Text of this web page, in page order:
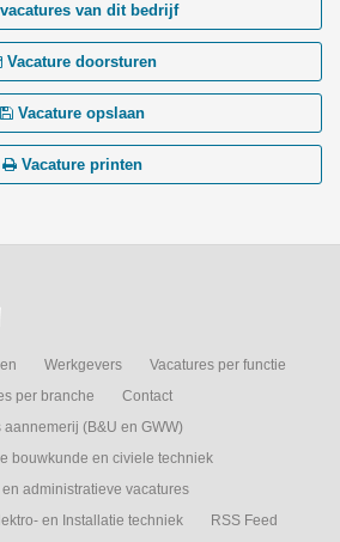
van dit bedrijf
Vacature doorsturen
Vacature opslaan
Vacature printen
Werkgevers
Vacatures per functie
per branche
Contact
aannemerij (B&U en GWW)
bouwkunde en civiele techniek
administratieve vacatures
en Installatie techniek
RSS Feed